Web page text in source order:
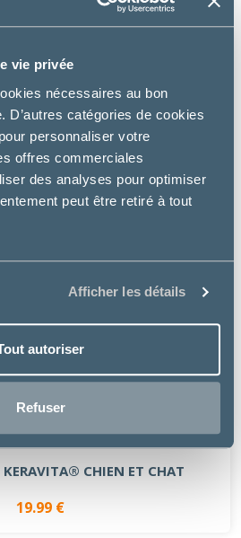
vie privée
nécessaires au bon
D’autres catégories de cookies
personnaliser votre
offres commerciales
des analyses pour optimiser
peut être retiré à tout
Afficher les détails
autoriser
Refuser
Dermoscent
CHIEN ET CHAT
19.99 €